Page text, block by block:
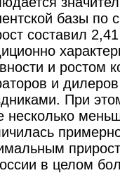
базы по
составил
и ростом
и
При
несколько
в целом